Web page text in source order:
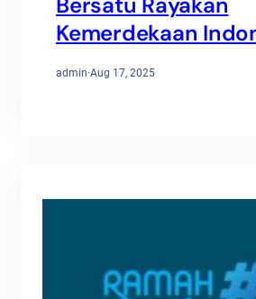
Kemerdekaan
admin·Aug 17, 2025